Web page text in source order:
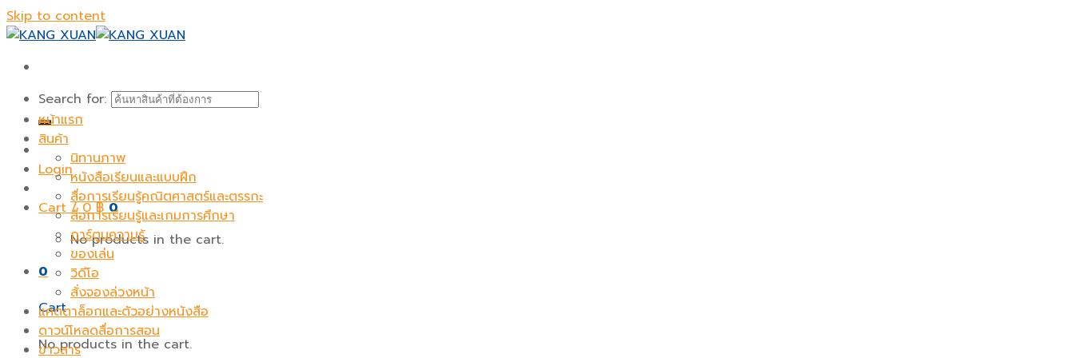
Skip to content
Search for:
Login
Cart /0฿ 0
No products in the cart.
0
Cart
No products in the cart.
หน้าแรก
สินค้า
นิทานภาพ
หนังสือเรียนและแบบฝึก
สื่อการเรียนรู้คณิตศาสตร์และตรรกะ
สื่อการเรียนรู้และเกมการศึกษา
การ์ตูนความรู้
ของเล่น
วิดีโอ
สั่งจองล่วงหน้า
แคตตาล็อกและตัวอย่างหนังสือ
ดาวน์โหลดสื่อการสอน
ข่าวสาร